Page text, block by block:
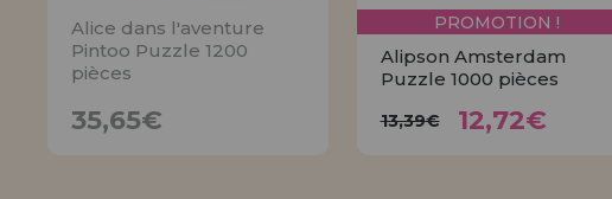
Alice dans l'aventure
Pintoo Puzzle 1200
pièces
35,65€
PROMOTION !
Alipson Amsterdam
Puzzle 1000 pièces
13,39€ 12,72€